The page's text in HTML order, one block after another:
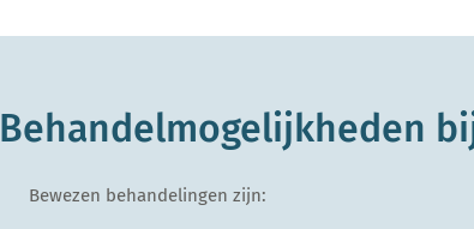
Behandelmogelijkheden
Bewezen behandelingen zijn: